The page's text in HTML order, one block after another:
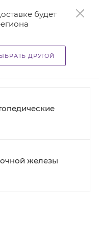
будет
ДРУГОЙ
мастэктомии
цвет
железы